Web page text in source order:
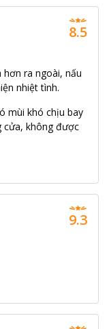
hơn ra ngoài, nấu
nhiệt tình.
mùi khó chịu bay
cửa, không được
8.5
9.3